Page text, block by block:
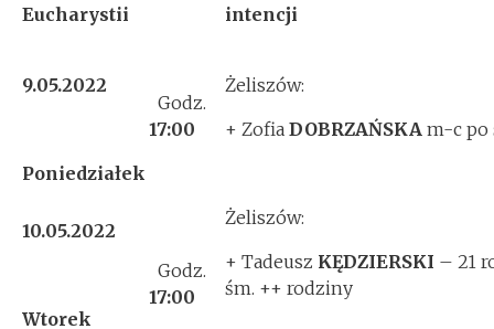
Eucharystii
intencji
9.05.2022
Poniedziałek
Godz.
17:00
Żeliszów:
+ Zofia DOBRZAŃSKA m-c po
10.05.2022
Wtorek
Godz.
17:00
Żeliszów:
+ Tadeusz KĘDZIERSKI – 21
śm. ++ rodziny